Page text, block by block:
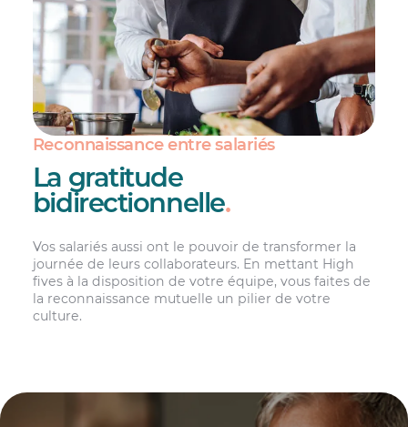
Reconnaissance entre salariés
La gratitude
bidirectionnelle.
Vos salariés aussi ont le pouvoir de transformer la
journée de leurs collaborateurs. En mettant High
fives à la disposition de votre équipe, vous faites de
la reconnaissance mutuelle un pilier de votre
culture.